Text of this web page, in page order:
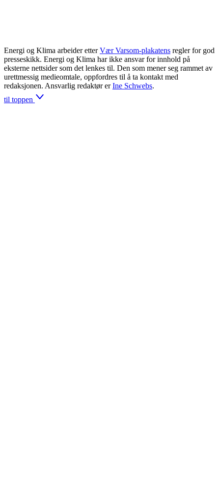
Energi og Klima arbeider etter Vær Varsom-plakatens regler for god
presseskikk. Energi og Klima har ikke ansvar for innhold på
eksterne nettsider som det lenkes til. Den som mener seg rammet av
urettmessig medieomtale, oppfordres til å ta kontakt med
redaksjonen. Ansvarlig redaktør er Ine Schwebs.
til toppen